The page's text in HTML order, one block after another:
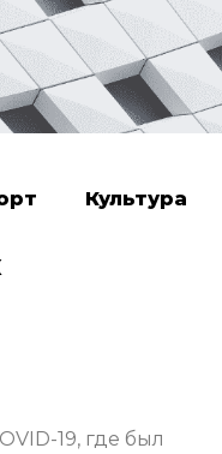
Культура
19, где был